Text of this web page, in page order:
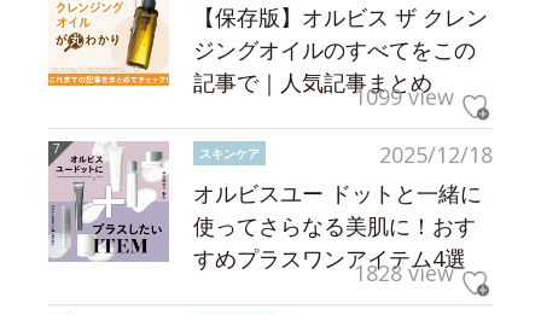
【保存版】オルビス ザ クレン
ジングオイルのすべてをこの
記事で｜人気記事まとめ
1099 view
2025/12/18
スキンケア
オルビスユー ドットと一緒に
使ってさらなる美肌に！おす
すめプラスワンアイテム4選
1828 view